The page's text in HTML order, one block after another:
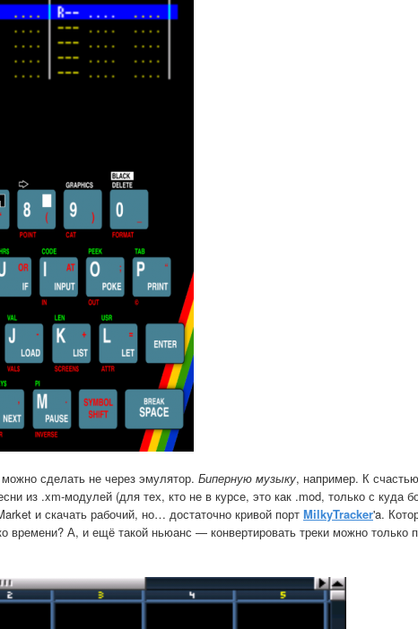
сделать не через эмулятор. Биперную музыку, например. К
из .xm-модулей (для тех, кто не в курсе, это как .mod, только с куда
и скачать рабочий, но… достаточно кривой порт MilkyTracker'a.
времени? А, и ещё такой ньюанс — конвертировать треки можно только